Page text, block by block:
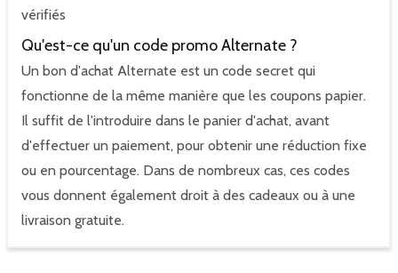
vérifiés
Qu'est-ce qu'un code promo Alternate ?
Un bon d'achat Alternate est un code secret qui
fonctionne de la même manière que les coupons papier.
Il suffit de l'introduire dans le panier d'achat, avant
d'effectuer un paiement, pour obtenir une réduction fixe
ou en pourcentage. Dans de nombreux cas, ces codes
vous donnent également droit à des cadeaux ou à une
livraison gratuite.